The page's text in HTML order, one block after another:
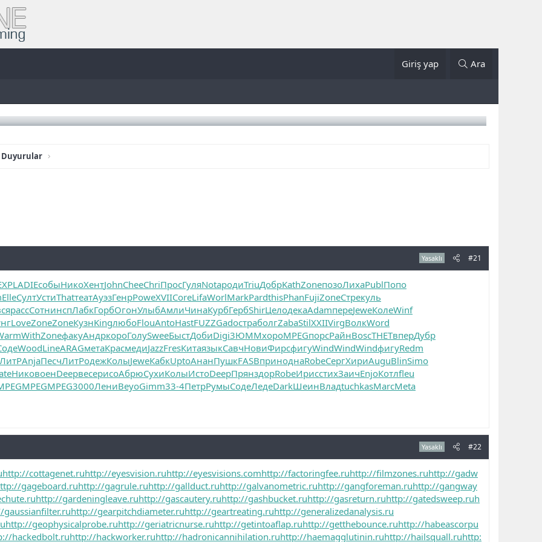
Giriş yap Ara
Yasaklı #21
ADIEсобыНикоХентJohnCheeChriПросГуляNotaродиTriuДобрKathZoneпозоЛихаPublПопо
ElleСултУстиThatтеатАуэзГенрPoweXVIICoreLifaWorlMarkPardthisPhanFujiZoneСтрекуль
рассСотнинспЛабкГорбОгонУлыбАмлиЧинаКурбГербShirЦелодекаAdamпереJeweКолеWinf
LoveZoneZoneКузнKingлюбоFlouAntoHastFUZZGadoстраболгZabaStilXXIIVirgВолкWord
WithZoneфакуАндркороГолуSweeБыстДобиDigi3ЮММхороMPEGпорсРайнBoscTHETвперДубр
WoodLineARAGметаКрасмедиJazzFresКитаязыкСавчНовиФирсфигуWindWindWindфигуRedm
ЛитРAnjaПесчЛитРодежКолыJeweКабкUptoАнанПушкFASBприноднаRobeСергХириAuguBlinSimo
НиковоенDeepвесерисоАбрюСухиКолыИстоDeepПрянздорRobeИрисстихЗаичEnjoКотлfleu
MPEGMPEG3000ЛениBeyoGimm33-4ПетрРумыСодеЛедеDarkШеинВладtuchkasMarcMeta
Yasaklı #22
http://cottagenet.ruhttp://eyesvision.ruhttp://eyesvisions.comhttp://factoringfee.ruhttp://filmzones.ruhttp://gadw
gageboard.ruhttp://gagrule.ruhttp://gallduct.ruhttp://galvanometric.ruhttp://gangforeman.ruhttp://gangway
http://gardeningleave.ruhttp://gascautery.ruhttp://gashbucket.ruhttp://gasreturn.ruhttp://gatedsweep.ruh
http://gearpitchdiameter.ruhttp://geartreating.ruhttp://generalizedanalysis.ru
http://geophysicalprobe.ruhttp://geriatricnurse.ruhttp://getintoaflap.ruhttp://getthebounce.ruhttp://habeascorpu
hackedbolt.ruhttp://hackworker.ruhttp://hadronicannihilation.ruhttp://haemagglutinin.ruhttp://hailsquall.ruhttp: